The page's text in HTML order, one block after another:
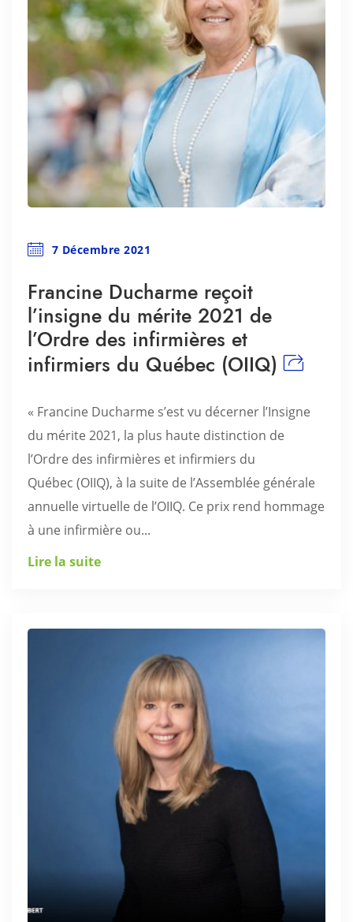
7 Décembre 2021
Francine Ducharme reçoit
l’insigne du mérite 2021 de
l’Ordre des infirmières et
infirmiers du Québec (OIIQ)
« Francine Ducharme s’est vu décerner l’Insigne
du mérite 2021, la plus haute distinction de
l’Ordre des infirmières et infirmiers du
Québec (OIIQ), à la suite de l’Assemblée générale
annuelle virtuelle de l’OIIQ. Ce prix rend hommage
à une infirmière ou...
Lire la suite